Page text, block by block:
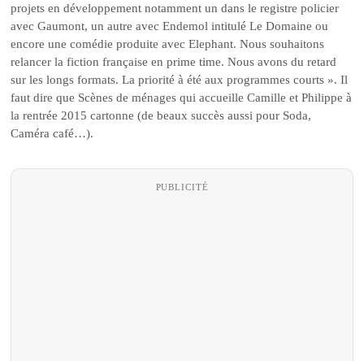
projets en développement notamment un dans le registre policier
avec Gaumont, un autre avec Endemol intitulé Le Domaine ou
encore une comédie produite avec Elephant. Nous souhaitons
relancer la fiction française en prime time. Nous avons du retard
sur les longs formats. La priorité à été aux programmes courts ». Il
faut dire que Scènes de ménages qui accueille Camille et Philippe à
la rentrée 2015 cartonne (de beaux succès aussi pour Soda,
Caméra café…).
PUBLICITÉ